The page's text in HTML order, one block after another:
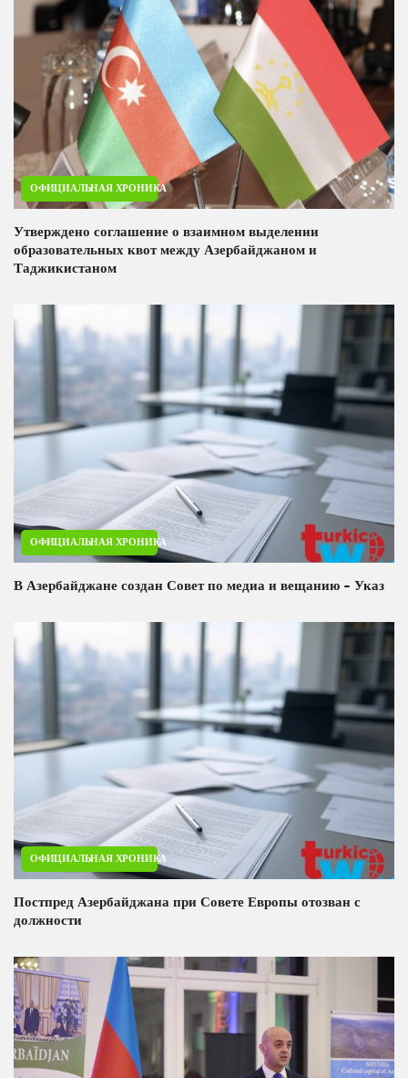
ОФИЦИАЛЬНАЯ ХРОНИКА
Утверждено соглашение о взаимном выделении
образовательных квот между Азербайджаном и
Таджикистаном
ОФИЦИАЛЬНАЯ ХРОНИКА
В Азербайджане создан Совет по медиа и вещанию - Указ
ОФИЦИАЛЬНАЯ ХРОНИКА
Постпред Азербайджана при Совете Европы отозван с
должности